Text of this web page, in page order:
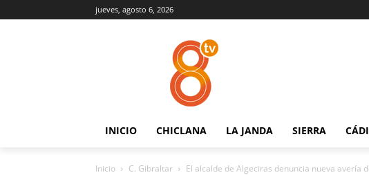
jueves, agosto 6, 2026
INICIO CHICLANA LA JANDA SIERRA
Inicio C. Gibraltar El alcalde de Algeciras denuncia nueva avería